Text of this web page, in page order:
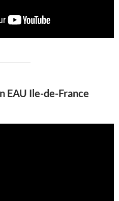
EAU Ile-de-France